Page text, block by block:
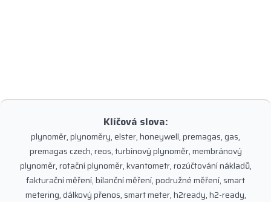
Klíčová slova:
plynoměr, plynoměry, elster, honeywell, premagas, gas,
premagas czech, reos, turbínový plynoměr, membránový
plynoměr, rotační plynoměr, kvantometr, rozúčtování nákladů,
fakturační měření, bilanční měření, podružné měření, smart
metering, dálkový přenos, smart meter, h2ready, h2-ready,